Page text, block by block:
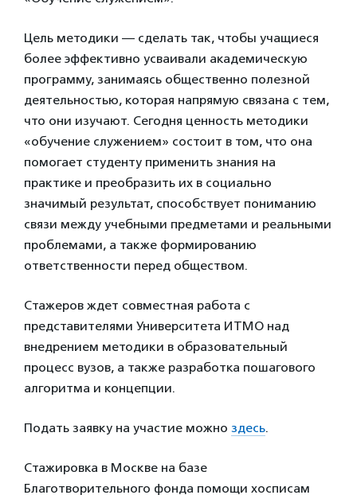
Цель методики — сделать так, чтобы учащиеся
более эффективно усваивали академическую
программу, занимаясь общественно полезной
деятельностью, которая напрямую связана с тем,
что они изучают. Сегодня ценность методики
«обучение служением» состоит в том, что она
помогает студенту применить знания на
практике и преобразить их в социально
значимый результат, способствует пониманию
связи между учебными предметами и реальными
проблемами, а также формированию
ответственности перед обществом.
Стажеров ждeт совместная работа с
представителями Университета ИТМО над
внедрением методики в образовательный
процесс вузов, а также разработка пошагового
алгоритма и концепции.
Подать заявку на участие можно здесь.
Стажировка в Москве на базе
Благотворительного фонда помощи хосписам